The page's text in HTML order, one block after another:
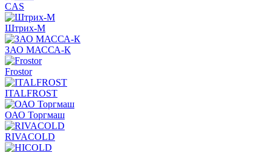
CAS
Штрих-М
ЗАО МАССА-К
Frostor
ITALFROST
ОАО Торгмаш
RIVACOLD